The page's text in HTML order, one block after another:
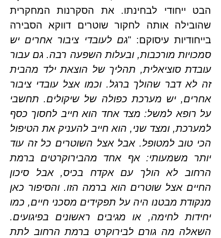
הבט ייחודי לבחינתו. את הסקרנות המחקרית
שהובילה אותה לחקור שוטרים דווקא הסבירה
עיסוקם: "
גם לעובדי ציבור אחרים יש
סמכויות מורכבות, ובעלות השפעה רבה. גם עבור
עובדת סוציאלית, תהליך של הוצאת ילד מהבית
אחרים, יש מערכת כפולה של שיקולים. תחשבי
על רופא למשל: מצד אחד הוא חייב לחסוך כסף
למערכת, ומצד שני, הוא חייב להעניק את הטיפול
הכי טוב למטופל. אבל אצל השוטרים כל זה עוד
יותר משמעותי: אף אחד מהבירוקרטים ברמת
החיים אצל שוטרים הוא ברמה הזו. והסיפור כאן
מנקודת מבטנו היה על תפקידים מסכני חיים, כמו
יחידות לחימה, או מגיבים ראשונים בפיגועים.
השאלה מה גורם לבירוקרט ברמת הרחוב לתת